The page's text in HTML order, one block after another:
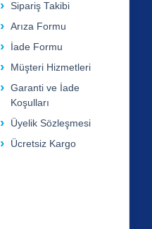
Sipariş Takibi
Arıza Formu
İade Formu
Müşteri Hizmetleri
Garanti ve İade
Koşulları
Üyelik Sözleşmesi
Ücretsiz Kargo